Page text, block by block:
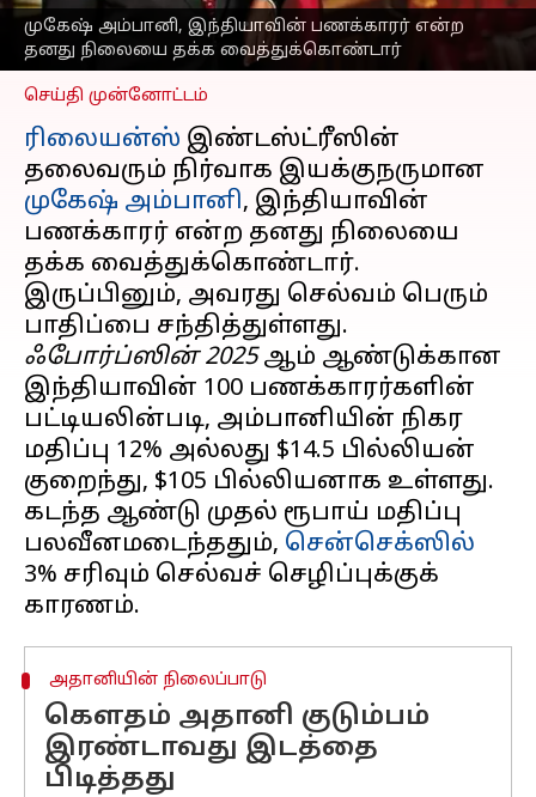
முகேஷ் அம்பானி, இந்தியாவின் பணக்காரர் என்ற
தனது நிலையை தக்க வைத்துக்கொண்டார்
எழுதியவர் Venkatalakshmi V Oct 09, 2025 06:21 pm
செய்தி முன்னோட்டம்
ரிலையன்ஸ் இண்டஸ்ட்ரீஸின்
தலைவரும் நிர்வாக இயக்குநருமான
முகேஷ் அம்பானி, இந்தியாவின்
பணக்காரர் என்ற தனது நிலையை
தக்க வைத்துக்கொண்டார்.
இருப்பினும், அவரது செல்வம் பெரும்
ஃபோர்ப்ஸின் 2025ஆம் ஆண்டுக்கான
இந்தியாவின் 100 பணக்காரர்களின்
பட்டியலின்படி, அம்பானியின் நிகர
மதிப்பு 12% அல்லது $14.5 பில்லியன்
குறைந்து, $105 பில்லியனாக உள்ளது.
கடந்த ஆண்டு முதல் ரூபாய் மதிப்பு
பலவீனமடைந்ததும், சென்செக்ஸில்
3% சரிவும் செல்வச் செழிப்புக்குக்
அதானியின் நிலைப்பாடு
கௌதம் அதானி குடும்பம்
இரண்டாவது இடத்தை
பிடித்தது